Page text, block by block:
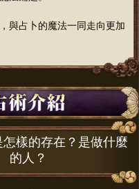
與占卜的魔法一同走向更加
怎樣的存在？是做什麼
的人？